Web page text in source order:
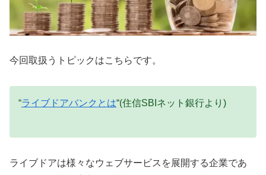
今回取扱うトピックはこちらです。
“ライブドアバンクとは“(住信SBIネット銀行より)
ライブドアは様々なウェブサービスを展開する企業であ